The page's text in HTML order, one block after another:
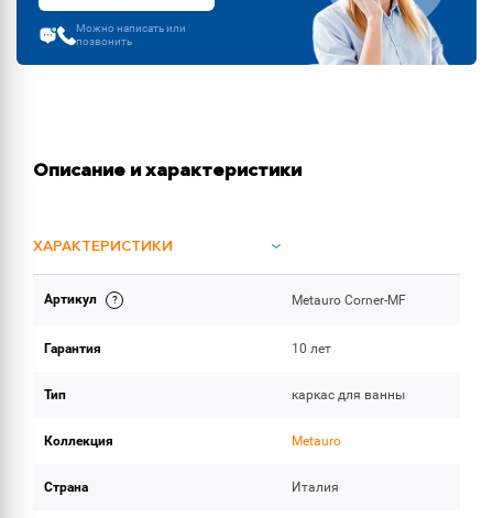
Можно написать или
позвонить
Описание и характеристики
ХАРАКТЕРИСТИКИ
ОБЪЕМ ПОСТАВКИ
Артикул Metauro Corner-MF
Гарантия 10 лет
Тип каркас для ванны
Коллекция Metauro
Страна Италия